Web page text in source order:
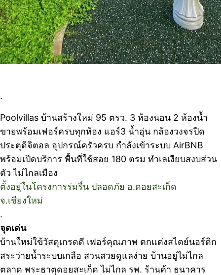
.
Poolvillas บ้านสร้างใหม่ 95 ตรว. 3 ห้องนอน 2 ห้องน้ำ
ขายพร้อมเฟอร์ครบทุกห้อง แอร์3 น้ำอุ่น กล้องวงจรปิด
ประตุดิจิตอล อุปกรณ์ครัวครบ กำลังเข้าระบบ AirBNB
พร้อมเปิดบริการ พื้นที่ใช้สอย 180 ตรม ทำเลเงียบสงบส่วน
ตัว ไม่ไกลเมือง
ตั้งอยู่ในโครงการร่มรื่น ปลอดภัย อ.ดอยสะเก็ด
จ.เชียงใหม่
.
จุดเด่น
บ้านใหม่ใข้วัสดุเกรดดี เฟอร์คุณภาพ ตกแต่งสไตย์นอร์ดิก
สระว่ายน้ำระบบเกลือ สวนสวยดูแลง่าย บ้านอยู่ไม่ไกล
ตลาด พระธาตุดอยสะเก็ด ไม่ไกล รพ. ร้านค้า ธนาคาร